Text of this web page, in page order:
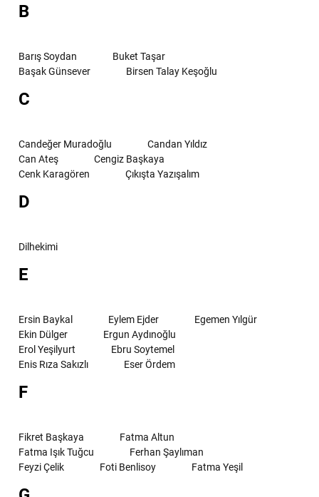
B
Barış Soydan
Buket Taşar
Başak Günsever
Birsen Talay Keşoğlu
C
Candeğer Muradoğlu
Candan Yıldız
Can Ateş
Cengiz Başkaya
Cenk Karagören
Çıkışta Yazışalım
D
Dilhekimi
E
Ersin Baykal Eylem Ejder
Egemen Yılgür
Ekin Dülger
Ergun Aydınoğlu
Erol Yeşilyurt
Ebru Soytemel
Enis Rıza Sakızlı
Eser Ördem
F
Fikret Başkaya
Fatma Altun
Fatma Işık Tuğcu
Ferhan Şaylıman
Feyzi Çelik
Foti Benlisoy Fatma Yeşil